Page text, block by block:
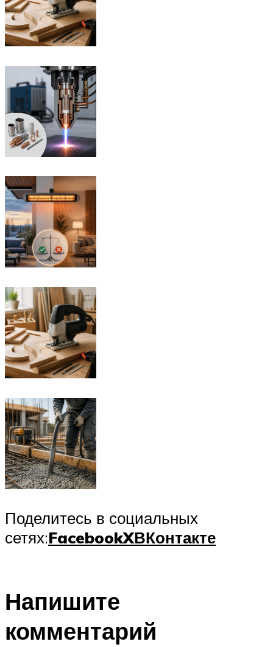
Поделитесь в социальных
сетях:FacebookXВКонтакте
Напишите
комментарий